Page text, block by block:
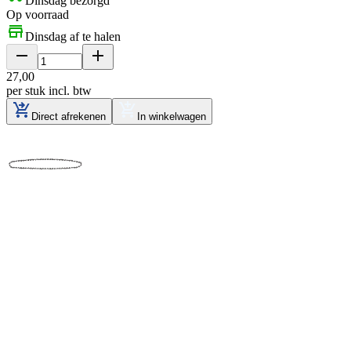
Op voorraad
Dinsdag af te halen
27,00
per stuk incl. btw
Direct afrekenen In winkelwagen